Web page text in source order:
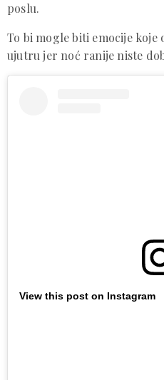
poslu.
To bi mogle biti emocije
ujutru jer noć ranije niste
View this post on Instagram